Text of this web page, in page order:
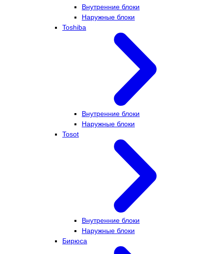
Внутренние блоки
Наружные блоки
Toshiba
Внутренние блоки
Наружные блоки
Tosot
Внутренние блоки
Наружные блоки
Бирюса